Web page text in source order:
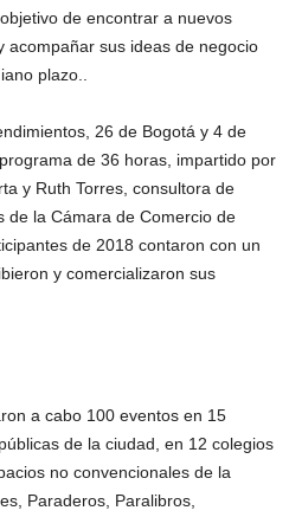
de encontrar a nuevos
acompañar sus ideas de negocio
plazo..
26 de Bogotá y 4 de
de 36 horas, impartido por
y Ruth Torres, consultora de
de la Cámara de Comercio de
de 2018 contaron con un
y comercializaron sus
a cabo 100 eventos en 15
de la ciudad, en 12 colegios
no convencionales de la
Paraderos, Paralibros,